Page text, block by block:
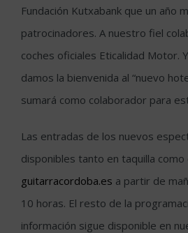
Fundación Kutxabank que un año
patrocinadores. A nuestro fiel
coches oficiales Eticalidad Motor.
damos la bienvenida al “nuevo
sumará como colaborador para
Las entradas de los nuevos
disponibles tanto en taquilla como
guitarracordoba.es a partir de
10 horas. El resto de la
información sigue disponible en